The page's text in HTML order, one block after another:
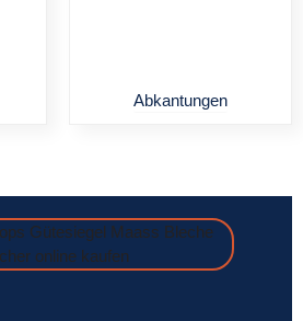
Abkantungen